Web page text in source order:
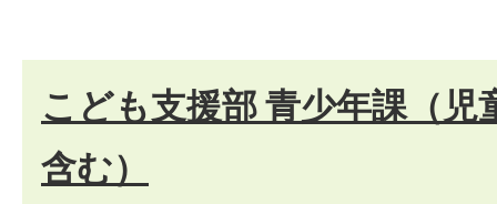
こども支援部 青少年課（児
含む）